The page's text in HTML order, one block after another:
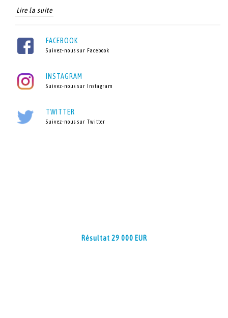
Lire la suite
FACEBOOK
Suivez-nous sur Facebook
INSTAGRAM
Suivez-nous sur Instagram
TWITTER
Suivez-nous sur Twitter
Résultat 29 000 EUR